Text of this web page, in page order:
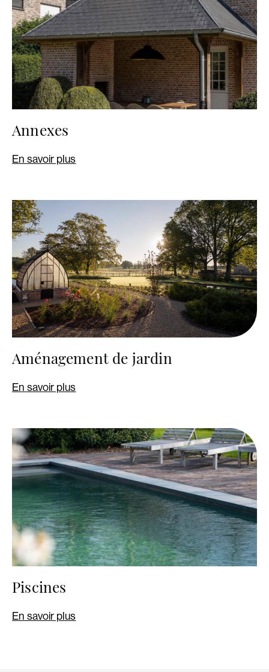
Annexes
En savoir plus
Aménagement de jardin
En savoir plus
Piscines
En savoir plus